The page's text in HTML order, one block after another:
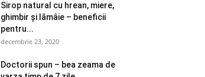
Sirop natural cu hrean, miere,
ghimbir și lămâie – beneficii
pentru...
decembrie 23, 2020
Doctorii spun – bea zeama de